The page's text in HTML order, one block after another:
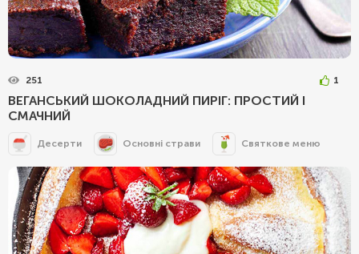
251 1
ВЕГАНСЬКИЙ ШОКОЛАДНИЙ ПИРІГ: ПРОСТИЙ І
СМАЧНИЙ
Десерти Основні страви Святкове меню